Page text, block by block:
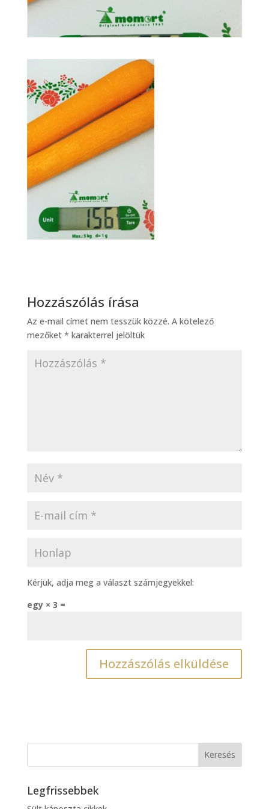
Hozzászólás írása
Az e-mail címet nem tesszük közzé. A kötelező
mezőket * karakterrel jelöltük
Kérjük, adja meg a választ számjegyekkel:
egy × 3 =
Legfrissebbek